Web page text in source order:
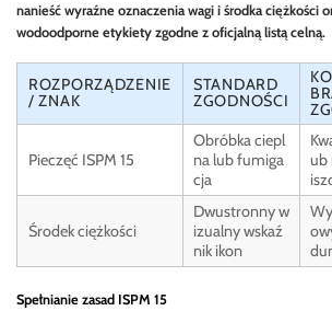
nanieść wyraźne oznaczenia wagi i środka ciężkości
wodoodporne etykiety zgodne z oficjalną listą celną.
ROZPORZĄDZENIE
/ ZNAK
STANDARD
ZGODNOŚCI
Pieczęć ISPM 15
Obróbka ciepl
na lub fumiga
cja
ub
Środek ciężkości
Dwustronny w
izualny wskaź
nik ikon
Spełnianie zasad ISPM 15